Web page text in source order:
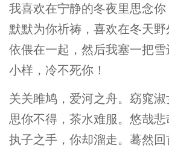
我喜欢在宁静的冬夜里思念
默默为你祈祷，喜欢在冬天
依偎在一起，然后我塞一把雪
小样，冷不死你！
关关雎鸠，爱河之舟。窈窕淑
思你不得，茶水难服。悠哉悲
执子之手，你却溜走。蓦然回